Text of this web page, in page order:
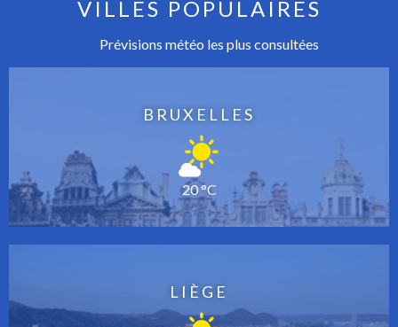
VILLES POPULAIRES
Prévisions météo les plus consultées
BRUXELLES
20 °C
LIÈGE